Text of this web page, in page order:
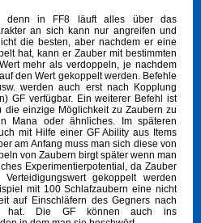
denn in FF8 läuft alles über das
an sich kann nur angreifen und
die besten, aber nachdem er eine
hat, kann er Zauber mit bestimmten
mehr als verdoppeln, je nachdem
den Wert gekoppelt werden. Befehle
werden auch erst nach Kopplung
GF verfügbar. Ein weiterer Befehl ist
die einzige Möglichkeit zu Zaubern zu
Mana oder ähnliches. Im späteren
mit Hilfe einer GF Ability aus Items
am Anfang muss man sich diese von
von Zaubern birgt später wenn man
Experimentierpotential, da Zauber
gekoppelt werden
mit 100 Schlafzaubern eine nicht
auf Einschläfern des Gegners nach
hat. Die GF können auch ins